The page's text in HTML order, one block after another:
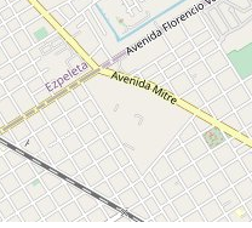
en el Gran Buenos
Buenos Aires - La Plata.
Polo y Resort cuenta
fueron parte de la
Polo y Resort le da
natural, la comodidad y
vivir, pasar un fin de
del mundo y aprender a